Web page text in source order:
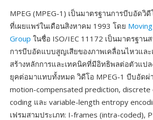
MPEG (MPEG-1) เป็นมาตรฐานการบีบอัดวิ
ที่เผยแพร่ในเดือนสิงหาคม 1993 โดย
Group ในชื่อ ISO/IEC 11172 เป็นมาตรฐาน
การบีบอัดแบบสูญเสียของภาพเคลื่อนไหวและ
สร้างหลักการและเทคนิคที่มีอิทธิพลต่อตัวแ
ยุคต่อมาแทบทั้งหมด วิดีโอ MPEG-1 บีบอัดผ่
motion-compensated prediction, discrete
coding และ variable-length entropy
เฟรมสามประเภท: I-frames (intra-coded),